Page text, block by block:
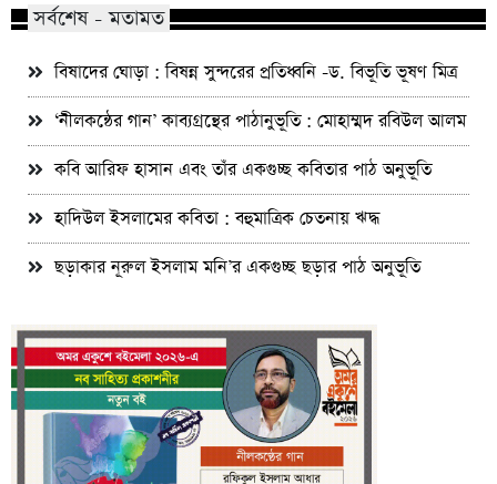
সর্বশেষ - মতামত
বিষাদের ঘোড়া : বিষন্ন সুন্দরের প্রতিধ্বনি -ড. বিভূতি ভূষণ মিত্র
‘নীলকন্ঠের গান’ কাব্যগ্রন্থের পাঠানুভূতি : মোহাম্মদ রবিউল আলম
কবি আরিফ হাসান এবং তাঁর একগুচ্ছ কবিতার পাঠ অনুভূতি
হাদিউল ইসলামের কবিতা : বহুমাত্রিক চেতনায় ঋদ্ধ
ছড়াকার নূরুল ইসলাম মনি’র একগুচ্ছ ছড়ার পাঠ অনুভূতি